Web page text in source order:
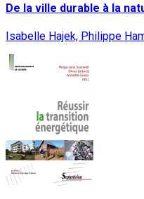
De la ville durable à la
Isabelle Hajek, Philippe